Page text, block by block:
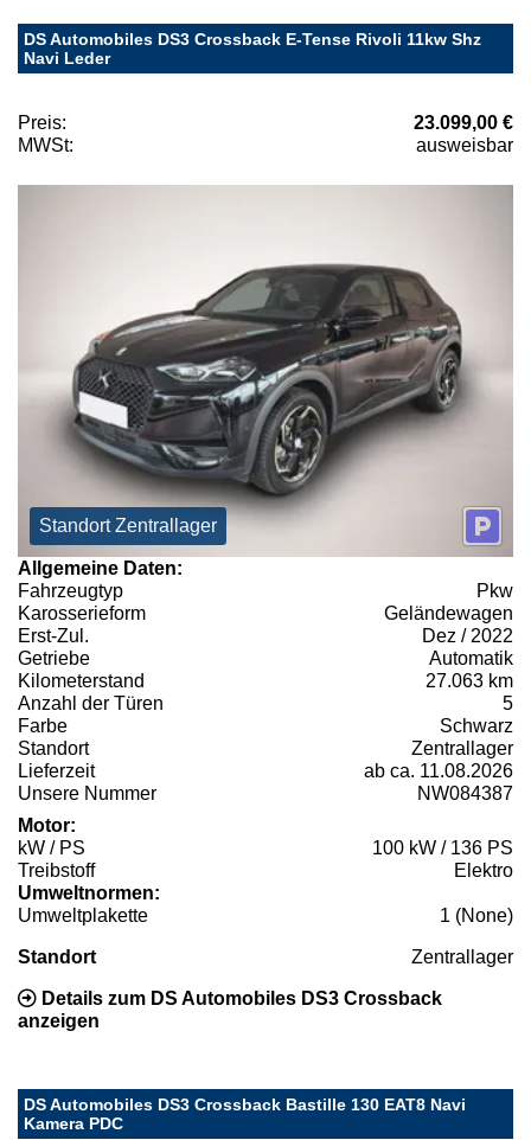
DS Automobiles DS3 Crossback E-Tense Rivoli 11kw Shz
Navi Leder
Preis:
23.099,00 €
MWSt:
ausweisbar
Standort Zentrallager
Allgemeine Daten:
Fahrzeugtyp
Pkw
Karosserieform
Geländewagen
Erst-Zul.
Dez / 2022
Getriebe
Automatik
Kilometerstand
27.063 km
Anzahl der Türen
5
Farbe
Schwarz
Standort
Zentrallager
Lieferzeit
ab ca. 11.08.2026
Unsere Nummer
NW084387
Motor:
kW / PS
100 kW / 136 PS
Treibstoff
Elektro
Umweltnormen:
Umweltplakette
1 (None)
Standort Zentrallager
Details zum DS Automobiles DS3 Crossback
anzeigen
DS Automobiles DS3 Crossback Bastille 130 EAT8 Navi
Kamera PDC